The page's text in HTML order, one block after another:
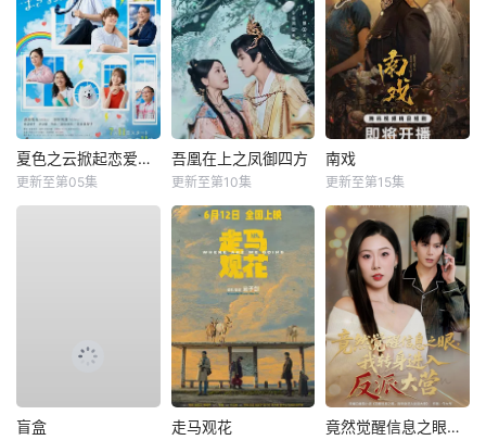
夏色之云掀起恋爱与风暴
更新至第05集
吾凰在上之凤御四方
更新至第10集
南戏
更新至第15集
盲盒 走马观花 竟然觉醒信息之眼，我转身进入反派大营